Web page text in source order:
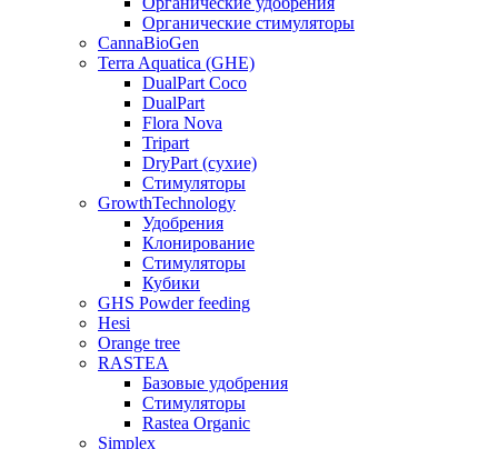
Органические стимуляторы
CannaBioGen
Terra Aquatica (GHE)
DualPart Coco
DualPart
Flora Nova
Tripart
DryPart (сухие)
Стимуляторы
GrowthTechnology
Удобрения
Клонирование
Стимуляторы
Кубики
GHS Powder feeding
Hesi
Orange tree
RASTEA
Базовые удобрения
Стимуляторы
Rastea Organic
Simplex